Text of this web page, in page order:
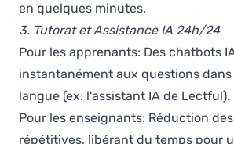
en quelques minutes.
3. Tutorat et Assistance IA 24h/24
Pour les apprenants: Des chatbots
instantanément aux questions
langue (ex: l'assistant IA de Lectful).
Pour les enseignants: Réduction
répétitives, libérant du temps pour